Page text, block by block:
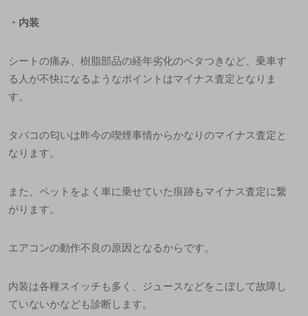
・ 内装
シートの痛み、樹脂部品の経年劣化のベタつきなど、乗車す
る人が不快になるようなポイントはマイナス査定となりま
す。
タバコの匂いは昨今の喫煙事情からかなりのマイナス査定と
なります。
また、ペットをよく車に乗せていた痕跡もマイナス査定に繋
がります。
エアコンの動作不良の原因となるからです。
内装は各種スイッチも多く、ジュースなどをこぼして故障し
ていないかなども診断します。